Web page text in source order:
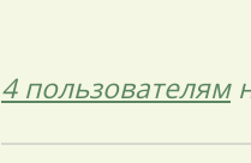
4 пользователям